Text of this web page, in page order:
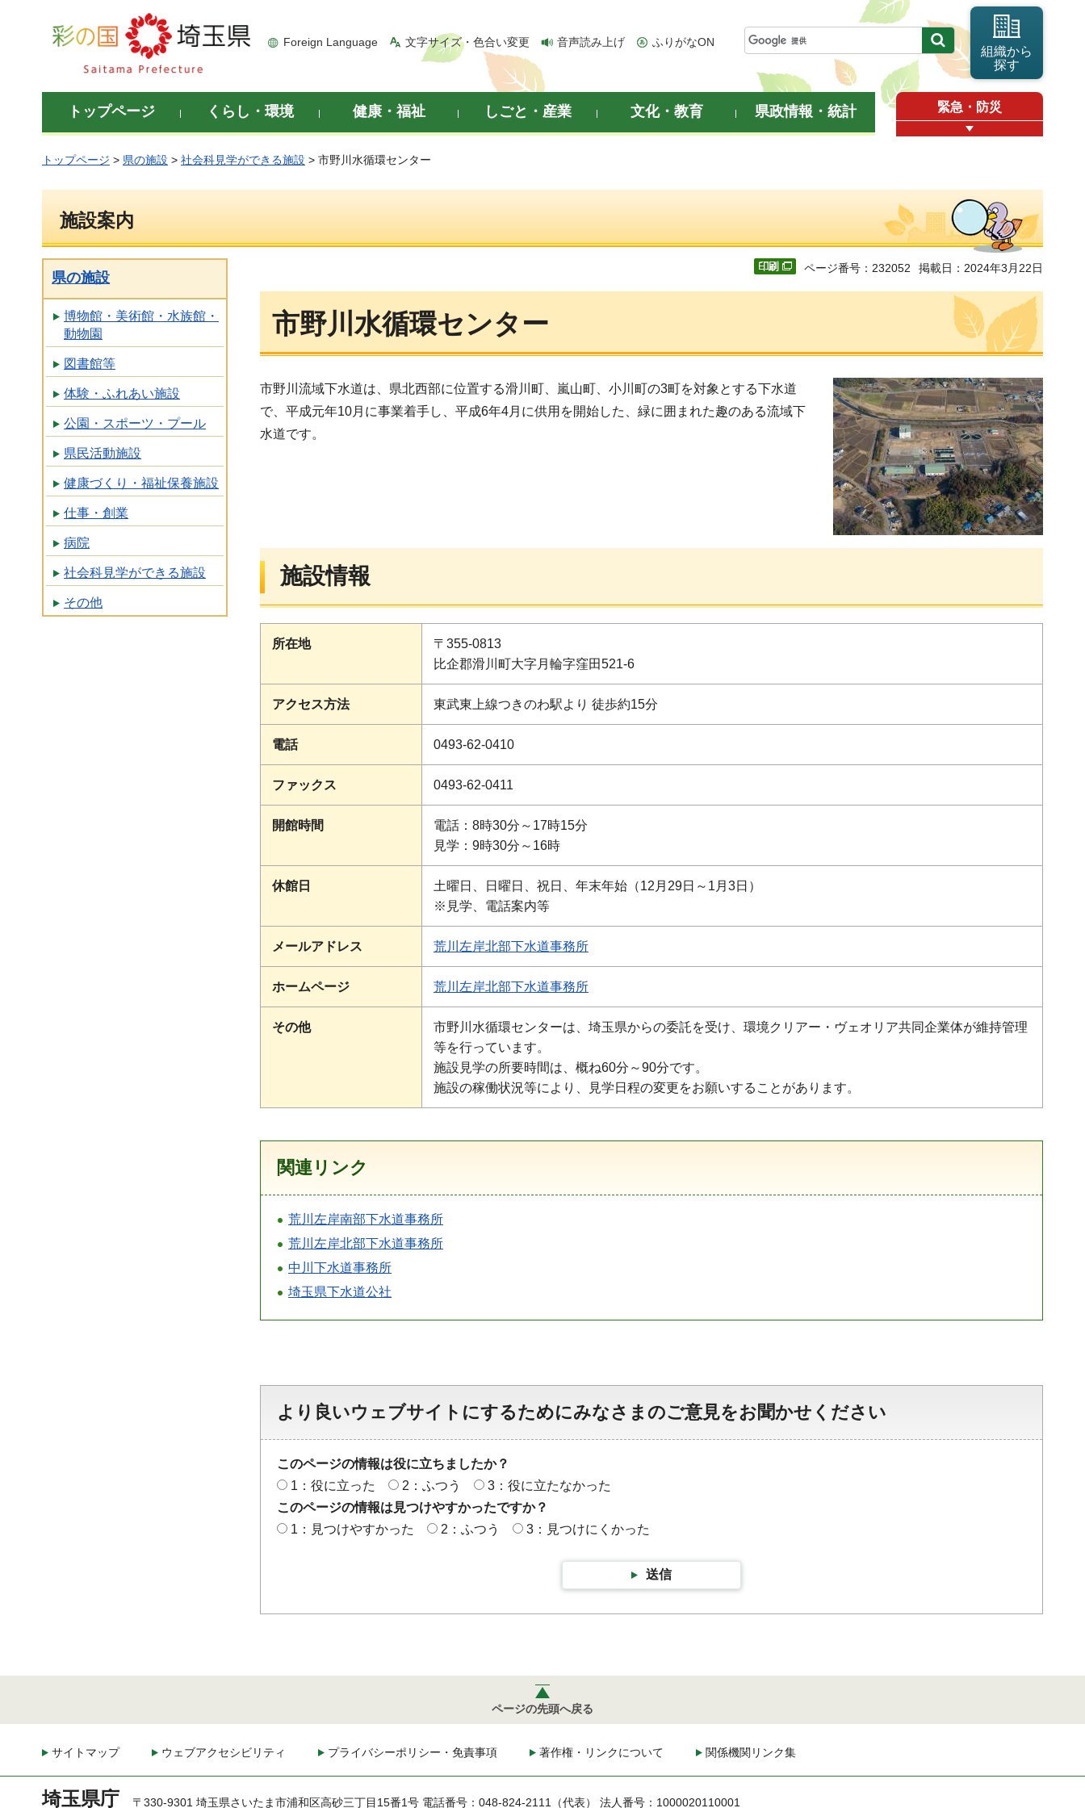
彩の国 埼玉県
Foreign Language 文字サイズ・色合い変更 音声読み上げ ふりがなON
組織から
探す
トップページ くらし・環境 健康・福祉 しごと・産業 文化・教育 県政情報・統計 緊急・防災
トップページ > 県の施設 > 社会科見学ができる施設 > 市野川水循環センター
施設案内
県の施設
博物館・美術館・水族館・
動物園
図書館等
体験・ふれあい施設
公園・スポーツ・プール
県民活動施設
健康づくり・福祉保養施設
仕事・創業
病院
社会科見学ができる施設
その他
ページ番号：232052 掲載日：2024年3月22日
市野川水循環センター
市野川流域下水道は、県北西部に位置する滑川町、嵐山町、小川町の3町を対象とする下水道
で、平成元年10月に事業着手し、平成6年4月に供用を開始した、緑に囲まれた趣のある流域下
水道です。
施設情報
所在地
〒355-0813
比企郡滑川町大字月輪字窪田521-6
アクセス方法 東武東上線つきのわ駅より 徒歩約15分
電話 0493-62-0410
ファックス 0493-62-0411
開館時間
電話：8時30分～17時15分
見学：9時30分～16時
休館日
土曜日、日曜日、祝日、年末年始（12月29日～1月3日）
※見学、電話案内等
メールアドレス 荒川左岸北部下水道事務所
ホームページ 荒川左岸北部下水道事務所
その他
市野川水循環センターは、埼玉県からの委託を受け、環境クリアー・ヴェオリア共同企業体が維持管理
等を行っています。
施設見学の所要時間は、概ね60分～90分です。
施設の稼働状況等により、見学日程の変更をお願いすることがあります。
関連リンク
荒川左岸南部下水道事務所
荒川左岸北部下水道事務所
中川下水道事務所
埼玉県下水道公社
より良いウェブサイトにするためにみなさまのご意見をお聞かせください
このページの情報は役に立ちましたか？
1：役に立った
2：ふつう
3：役に立たなかった
このページの情報は見つけやすかったですか？
1：見つけやすかった
2：ふつう 3：見つけにくかった
送信
ページの先頭へ戻る
サイトマップ ウェブアクセシビリティ プライバシーポリシー・免責事項 著作権・リンクについて 関係機関リンク集
埼玉県庁 〒330-9301 埼玉県さいたま市浦和区高砂三丁目15番1号 電話番号：048-824-2111（代表） 法人番号：1000020110001